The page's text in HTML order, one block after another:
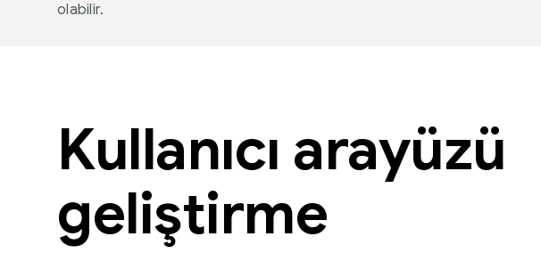
olabilir.
Kullanıcı arayüzü
geliştirme